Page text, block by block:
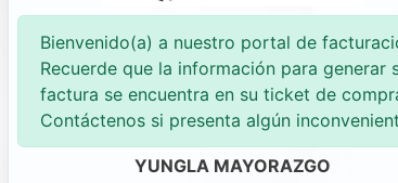
Bienvenido(a) a nuestro portal de
Recuerde que la información para generar
factura se encuentra en su ticket de
Contáctenos si presenta algún
YUNGLA MAYORAZGO